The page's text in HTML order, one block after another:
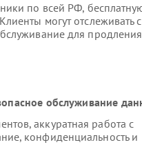
по всей РФ,
могут отслеживать
для
обслуживание
аккуратная работа с
конфиденциальность и